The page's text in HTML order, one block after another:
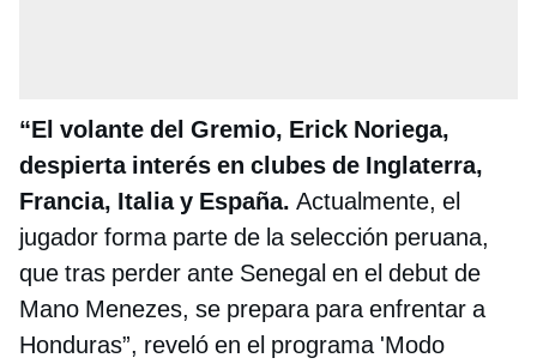
“El volante del Gremio, Erick Noriega,
despierta interés en clubes de Inglaterra,
Francia, Italia y España. Actualmente, el
jugador forma parte de la selección peruana,
que tras perder ante Senegal en el debut de
Mano Menezes, se prepara para enfrentar a
Honduras”, reveló en el programa 'Modo